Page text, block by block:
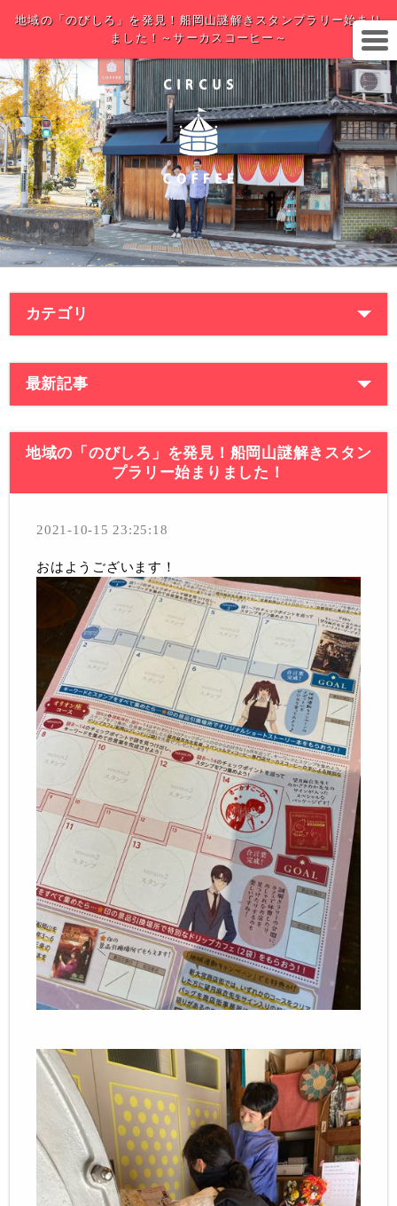
地域の「のびしろ」を発見！船岡山謎解きスタンプラリー始まり
ました！～サーカスコーヒー～
カテゴリ
最新記事
地域の「のびしろ」を発見！船岡山謎解きスタン
プラリー始まりました！
2021-10-15 23:25:18
おはようございます！